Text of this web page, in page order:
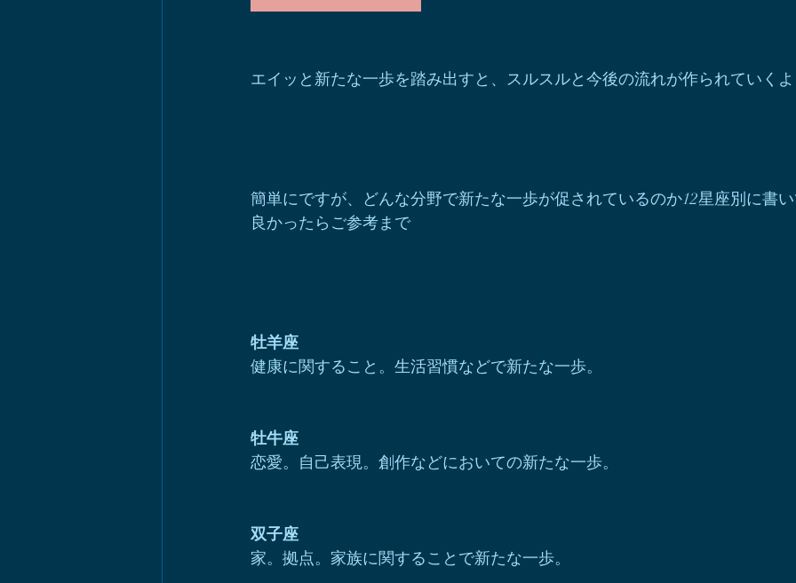
エイッと新たな一歩を踏み出すと、スルスルと今後の流れが作られていく
簡単にですが、どんな分野で新たな一歩が促されているのか12星座別に書
良かったらご参考まで
牡羊座
健康に関すること。生活習慣などで新たな一歩。
牡牛座
恋愛。自己表現。創作などにおいての新たな一歩。
双子座
家。拠点。家族に関することで新たな一歩。